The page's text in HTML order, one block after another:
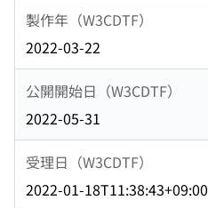
製作年（W3CDTF）
2022-03-22
公開開始日（W3CDTF）
2022-05-31
受理日（W3CDTF）
2022-01-18T11:38:43+09:00